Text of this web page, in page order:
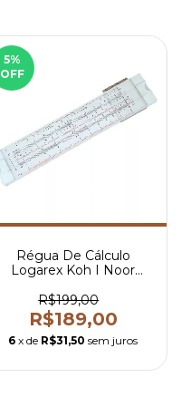
5%
OFF
Régua De Cálculo
Logarex Koh I Noor
R$199,00
R$189,00
6 x de R$31,50 sem juros